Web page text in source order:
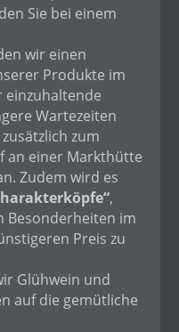
Sie bei einem
wir einen
Produkte im
einzuhaltende
Wartezeiten
zum
an einer Markthütte
Zudem wird es
,
Besonderheiten im
Preis zu
Glühwein und
auf die gemütliche